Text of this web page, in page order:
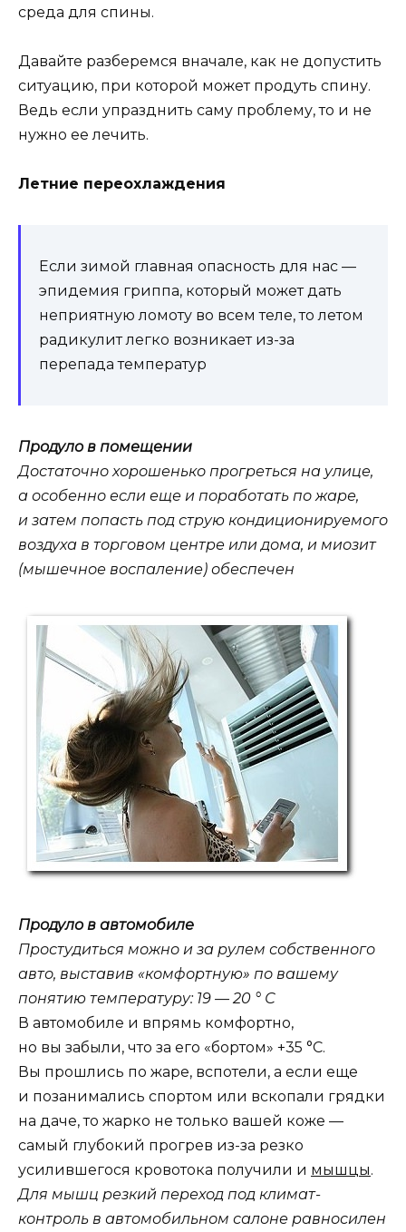
среда для спины.
Давайте разберемся вначале, как не допустить
ситуацию, при которой может продуть спину.
Ведь если упразднить саму проблему, то и не
нужно ее лечить.
Летние переохлаждения
Если зимой главная опасность для нас —
эпидемия гриппа, который может дать
неприятную ломоту во всем теле, то летом
радикулит легко возникает из-за
перепада температур
Продуло в помещении
Достаточно хорошенько прогреться на улице,
а особенно если еще и поработать по жаре,
и затем попасть под струю кондиционируемого
воздуха в торговом центре или дома, и миозит
(мышечное воспаление) обеспечен
Продуло в автомобиле
Простудиться можно и за рулем собственного
авто, выставив «комфортную» по вашему
понятию температуру: 19 — 20 ° С
В автомобиле и впрямь комфортно,
но вы забыли, что за его «бортом» +35 °С.
Вы прошлись по жаре, вспотели, а если еще
и позанимались спортом или вскопали грядки
на даче, то жарко не только вашей коже —
самый глубокий прогрев из-за резко
усилившегося кровотока получили и мышцы.
Для мышц резкий переход под климат-
контроль в автомобильном салоне равносилен